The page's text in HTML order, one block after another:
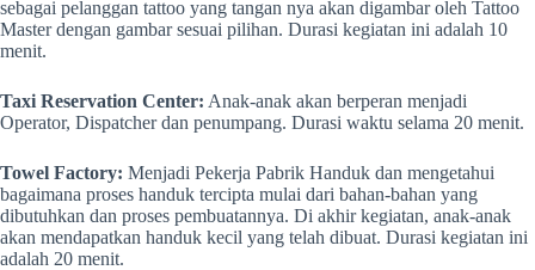
sebagai pelanggan tattoo yang tangan nya akan digambar oleh Tattoo
Master dengan gambar sesuai pilihan. Durasi kegiatan ini adalah 10
menit.
Taxi Reservation Center: Anak-anak akan berperan menjadi
Operator, Dispatcher dan penumpang. Durasi waktu selama 20 menit.
Towel Factory: Menjadi Pekerja Pabrik Handuk dan mengetahui
bagaimana proses handuk tercipta mulai dari bahan-bahan yang
dibutuhkan dan proses pembuatannya. Di akhir kegiatan, anak-anak
akan mendapatkan handuk kecil yang telah dibuat. Durasi kegiatan ini
adalah 20 menit.